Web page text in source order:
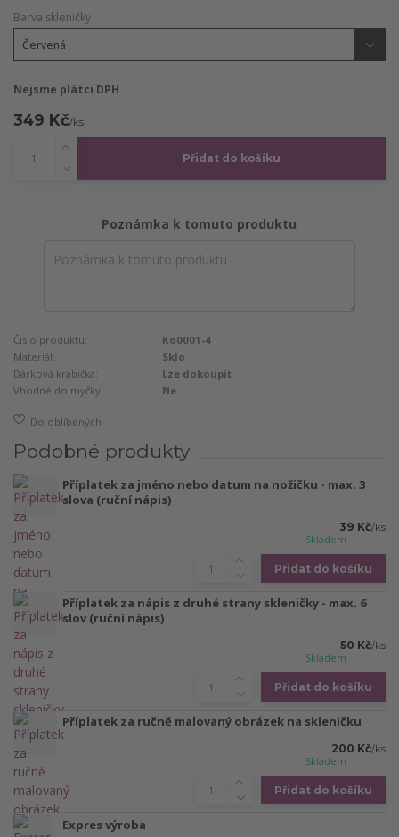
Barva skleničky
Nejsme plátci DPH
349 Kč/ks
Přidat do košíku
Poznámka k tomuto produktu
Číslo produktu:
Ko0001-4
Materiál:
Sklo
Dárková krabička:
Lze dokoupit
Vhodné do myčky:
Ne
Do oblíbených
Podobné produkty
Příplatek za jméno nebo datum na nožičku - max. 3
slova (ruční nápis)
39 Kč/ks
Skladem
Přidat do košíku
Příplatek za nápis z druhé strany skleničky - max. 6
slov (ruční nápis)
50 Kč/ks
Skladem
Přidat do košíku
Příplatek za ručně malovaný obrázek na skleničku
200 Kč/ks
Skladem
Přidat do košíku
Expres výroba